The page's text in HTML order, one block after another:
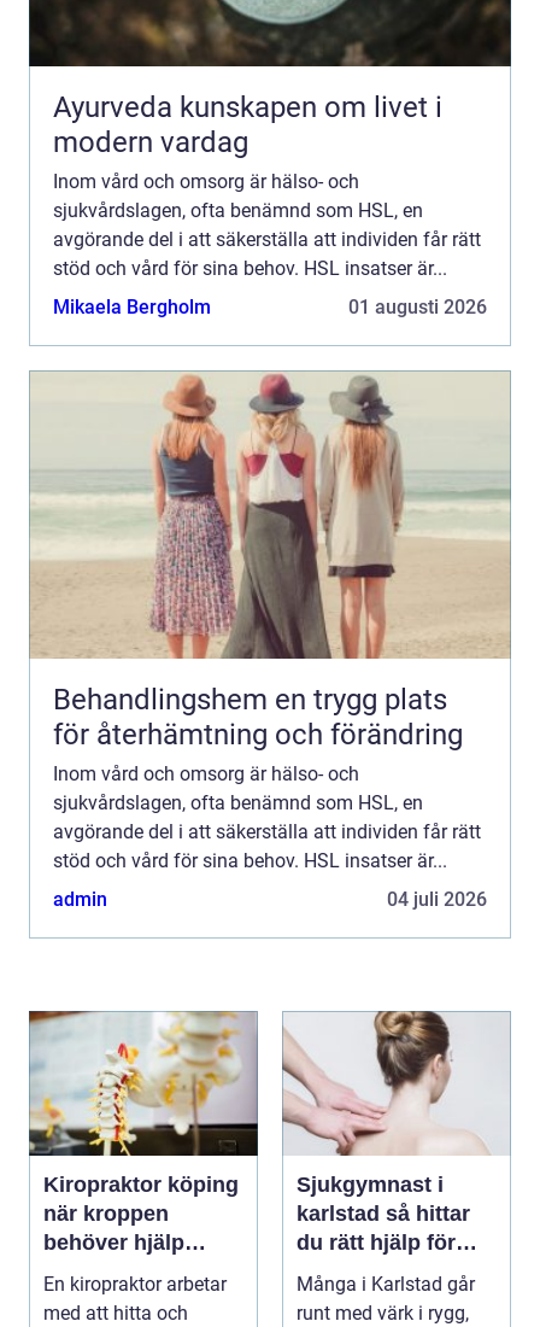
Ayurveda kunskapen om livet i
modern vardag
Inom vård och omsorg är hälso- och
sjukvårdslagen, ofta benämnd som HSL, en
avgörande del i att säkerställa att individen får rätt
stöd och vård för sina behov. HSL insatser är...
Mikaela Bergholm
01 augusti 2026
Behandlingshem en trygg plats
för återhämtning och förändring
Inom vård och omsorg är hälso- och
sjukvårdslagen, ofta benämnd som HSL, en
avgörande del i att säkerställa att individen får rätt
stöd och vård för sina behov. HSL insatser är...
admin
04 juli 2026
Kiropraktor köping
när kroppen
behöver hjälp
tillbaka
En kiropraktor arbetar
med att hitta och
Sjukgymnast i
karlstad så hittar
du rätt hjälp för
kroppen
Många i Karlstad går
runt med värk i rygg,